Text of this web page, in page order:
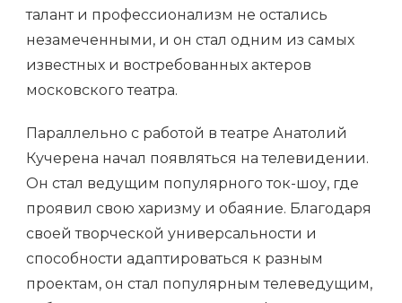
талант и профессионализм не остались
незамеченными, и он стал одним из самых
известных и востребованных актеров
московского театра.
Параллельно с работой в театре Анатолий
Кучерена начал появляться на телевидении.
Он стал ведущим популярного ток-шоу, где
проявил свою харизму и обаяние. Благодаря
своей творческой универсальности и
способности адаптироваться к разным
проектам, он стал популярным телеведущим,